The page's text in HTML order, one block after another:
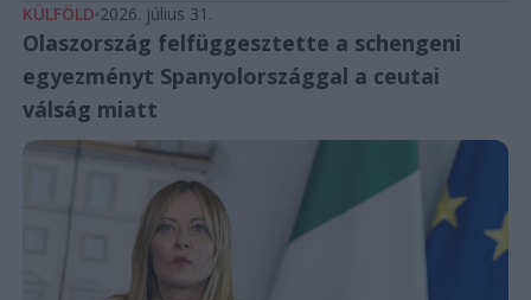
KÜLFÖLD 2026. július 31.
Olaszország felfüggesztette a schengeni
egyezményt Spanyolországgal a ceutai
válság miatt